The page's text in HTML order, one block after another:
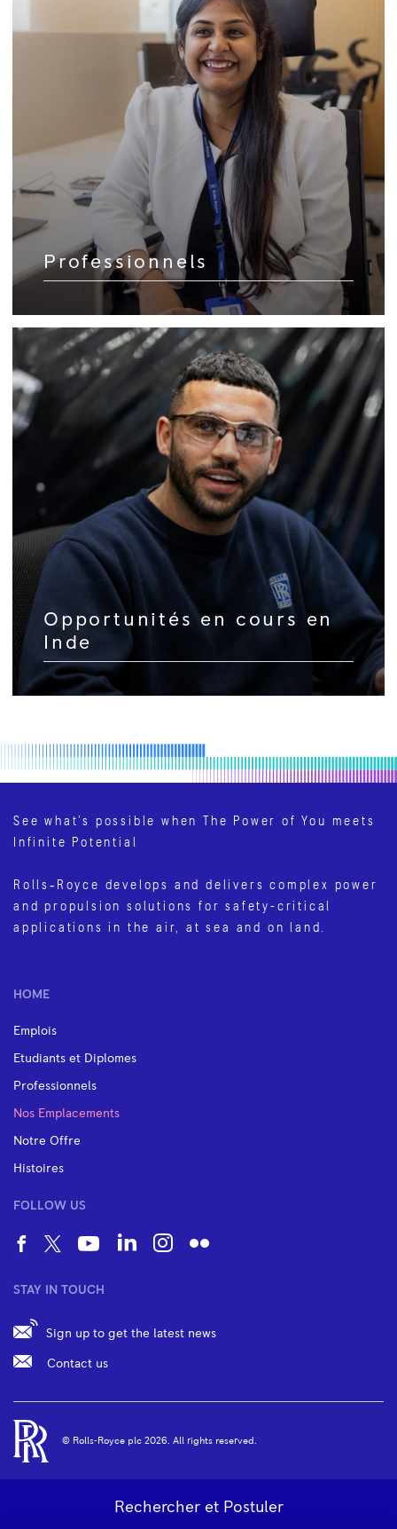
Professionnels
Opportunités en cours en
Inde
Rechercher et Postuler
See what’s possible when The Power of You meets
Infinite Potential
Rolls‑Royce develops and delivers complex power
and propulsion solutions for safety-critical
applications in the air, at sea and on land.
HOME
Emplois
Etudiants et Diplomes
Professionnels
Nos Emplacements
Notre Offre
Histoires
FOLLOW US
STAY IN TOUCH
Sign up to get the latest news
Contact us
© Rolls‑Royce plc 2026 . All rights reserved.
Privacy statement
Use of cookies
Accessibility Legal Information